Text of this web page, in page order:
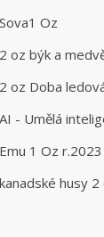
Oz
oz býk a
oz Doba
- Umělá
1 Oz r.2023
husy